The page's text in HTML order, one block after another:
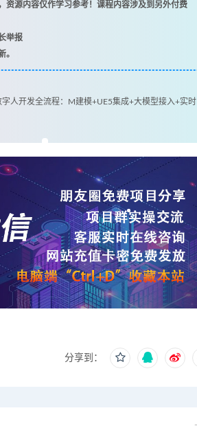
源内容仅作学习参考！课程内容涉及到另外付费
举报
。
字人开发全流程：M建模+UE5集成+大模型接入+实时
分享到：